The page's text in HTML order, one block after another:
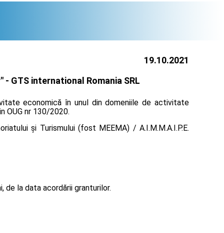
19.10.2021
- GTS international Romania SRL
economică în unul din domeniile de activitate
OUG nr 130/2020.
și Turismului (fost MEEMA) / A.I.M.M.A.I.P.E.
de la data acordării granturilor.